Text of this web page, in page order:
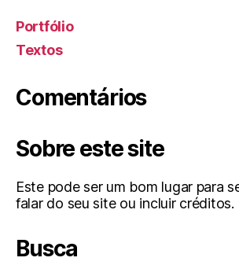
Portfólio
Textos
Comentários
Sobre este site
Este pode ser um bom lugar para
falar do seu site ou incluir créditos.
Busca